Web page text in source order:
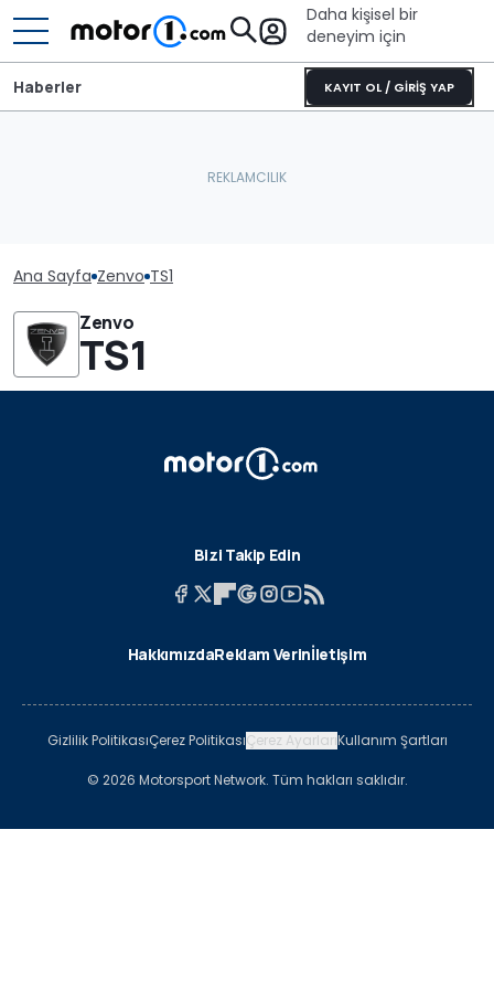
Daha kişisel bir
deneyim için
KAYIT OL / GİRİŞ YAP
Haberler
Ana Sayfa Zenvo TS1
Zenvo
TS1
Bizi Takip Edin
HakkımızdaReklam Verinİletişim
Gizlilik PolitikasıÇerez PolitikasıÇerez AyarlarıKullanım Şartları
© 2026 Motorsport Network. Tüm hakları saklıdır.